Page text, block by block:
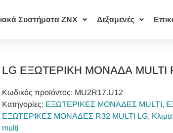
Συστήματα ΖΝΧ Δεξαμενές
LG ΕΞΩΤΕΡΙΚΗ ΜΟΝΑΔΑ MULTI
Κωδικός προϊόντος: MU2R17.U12
Κατηγορίες: ΕΞΩΤΕΡΙΚΕΣ ΜΟΝΑΔΕΣ MULTI,
ΕΞΩΤΕΡΙΚΕΣ ΜΟΝΑΔΕΣ R32 MULTI LG,
multi